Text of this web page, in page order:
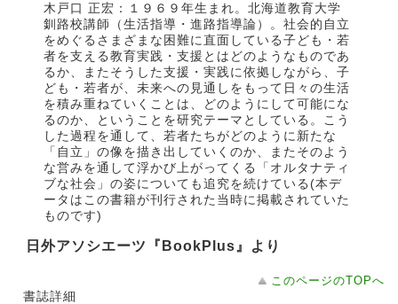
木戸口 正宏：１９６９年生まれ。北海道教育大学
釧路校講師（生活指導・進路指導論）。社会的自立
をめぐるさまざまな困難に直面している子ども・若
者を支える教育実践・支援とはどのようなものであ
るか、またそうした支援・実践に依拠しながら、子
ども・若者が、未来への見通しをもって日々の生活
を積み重ねていくことは、どのようにして可能にな
るのか、ということを研究テーマとしている。こう
した過程を通して、若者たちがどのように新たな
「自立」の像を描き出していくのか、またそのよう
な営みを通して浮かび上がってくる「オルタナティ
ブな社会」の姿についても追究を続けている(本デ
ータはこの書籍が刊行された当時に掲載されていた
ものです)
日外アソシエーツ『BookPlus』より
このページのTOPへ
書誌詳細